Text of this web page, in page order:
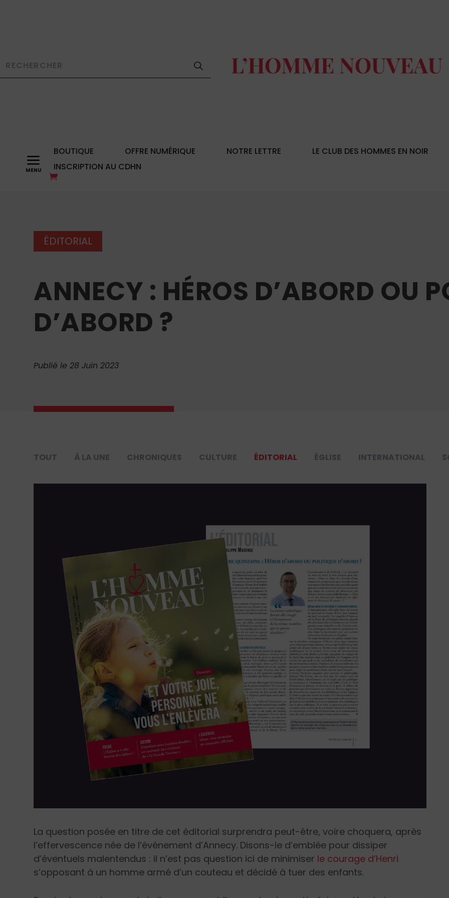
a BOUTIQUE OFFRE NUMÉRIQUE NOTRE LETTRE LE CLUB DES HOMMES EN NOIR
INSCRIPTION AU CDHN
ÉDITORIAL
ANNECY : HÉROS D’ABORD OU
D’ABORD ?
Publié le 28 Juin 2023
TOUT À LA UNE CHRONIQUES CULTURE ÉDITORIAL ÉGLISE INTERNATIONAL
La question posée en titre de cet éditorial surprendra peut-être, voire choquera, après
l’effervescence née de l’événement d’Annecy. Disons-le d’emblée pour dissiper
d’éventuels malentendus : il n’est pas question ici de minimiser le courage d’Henri
s’opposant à un homme armé d’un couteau et décidé à tuer des enfants.